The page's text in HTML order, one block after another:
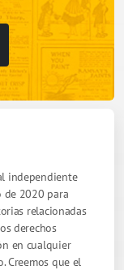
independiente
de 2020 para
relacionadas
derechos
en cualquier
Creemos que el